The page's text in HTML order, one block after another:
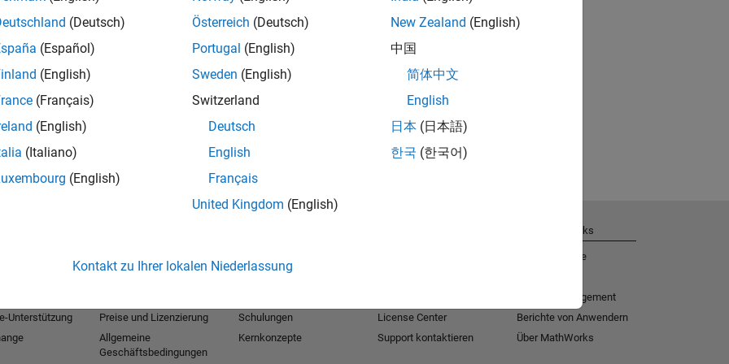
®
. MATLAB Production Server™ lets you run
systems, enabling you to run MATLAB
applications.
(Deutsch)
(Español)
(English)
(Français)
(English)
(Italiano)
(English)
Österreich (Deutsch)
Portugal (English)
Sweden (English)
Switzerland
Deutsch
English
Français
United Kingdom (English)
New Zealand (English)
中国
简体中文
English
日本 (日本語)
한국 (한국어)
Kontakt zu Ihrer lokalen Niederlassung
Unterstützung
Preise und Lizenzierung
Allgemeine
Geschäftsbedingungen
Schulungen
Kernkonzepte
License Center
Support kontaktieren
Über MathWorks
Jobs & Karriere
Soziales Engagement
Berichte von Anwendern
Über MathWorks